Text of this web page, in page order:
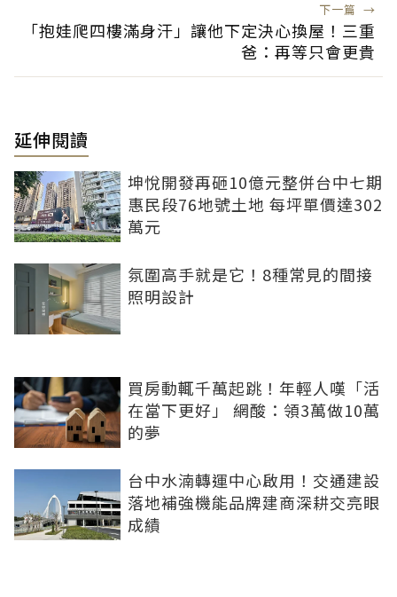
下一篇 →
「抱娃爬四樓滿身汗」讓他下定決心換屋！三重
爸：再等只會更貴
延伸閱讀
坤悅開發再砸10億元整併台中七期
惠民段76地號土地 每坪單價達302
萬元
氛圍高手就是它！8種常見的間接
照明設計
買房動輒千萬起跳！年輕人嘆「活
在當下更好」 網酸：領3萬做10萬
的夢
台中水湳轉運中心啟用！交通建設
落地補強機能品牌建商深耕交亮眼
成績